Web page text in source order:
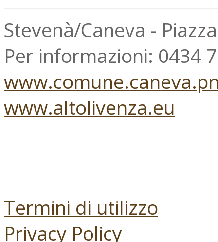
Stevenà/Caneva -
Per informazioni: 0434
www.altolivenza.eu
Termini di utilizzo
Privacy Policy